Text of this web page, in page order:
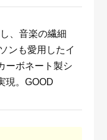
、音楽の繊細
ンも愛用したイ
ーボネート製シ
現。GOOD